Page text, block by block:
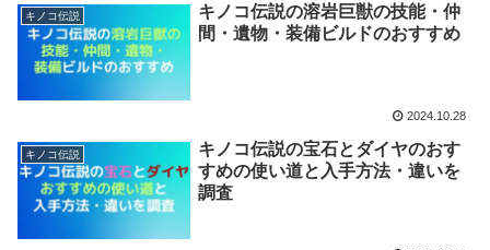
キノコ伝説
キノコ伝説の溶岩巨獣の技能・仲
間・遺物・装備ビルドのおすすめ
2024.10.28
キノコ伝説
キノコ伝説の宝石とダイヤのおす
すめの使い道と入手方法・違いを
調査